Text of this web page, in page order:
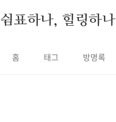
쉼표하나, 힐링하나
홈 태그 방명록